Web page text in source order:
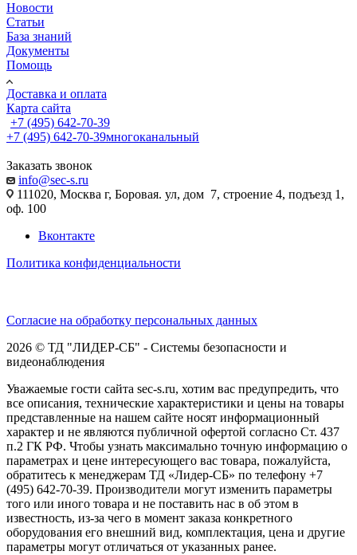
Новости
Статьи
База знаний
Документы
Помощь
Доставка и оплата
Карта сайта
+7 (495) 642-70-39
+7 (495) 642-70-39многоканальный
Заказать звонок
info@sec-s.ru
111020, Москва г, Боровая. ул, дом 7, строение 4, подъезд 1,
оф. 100
Вконтакте
Политика конфиденциальности
Согласие на обработку персональных данных
2026 © ТД "ЛИДЕР-СБ" - Системы безопасности и
видеонаблюдения
Уважаемые гости сайта sec-s.ru, хотим вас предупредить, что
все описания, технические характеристики и цены на товары
представленные на нашем сайте носят информационный
характер и не являются публичной офертой согласно Ст. 437
п.2 ГК РФ. Чтобы узнать максимально точную информацию о
параметрах и цене интересующего вас товара, пожалуйста,
обратитесь к менеджерам ТД «Лидер-СБ» по телефону +7
(495) 642-70-39. Производители могут изменить параметры
того или иного товара и не поставить нас в об этом в
известность, из-за чего в момент заказа конкретного
оборудования его внешний вид, комплектация, цена и другие
параметры могут отличаться от указанных ранее.